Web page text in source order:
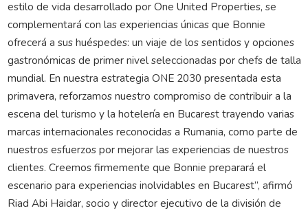
estilo de vida desarrollado por One United Properties, se
complementará con las experiencias únicas que Bonnie
ofrecerá a sus huéspedes: un viaje de los sentidos y opciones
gastronómicas de primer nivel seleccionadas por chefs de talla
mundial. En nuestra estrategia ONE 2030 presentada esta
primavera, reforzamos nuestro compromiso de contribuir a la
escena del turismo y la hotelería en Bucarest trayendo varias
marcas internacionales reconocidas a Rumania, como parte de
nuestros esfuerzos por mejorar las experiencias de nuestros
clientes. Creemos firmemente que Bonnie preparará el
escenario para experiencias inolvidables en Bucarest”, afirmó
Riad Abi Haidar, socio y director ejecutivo de la división de